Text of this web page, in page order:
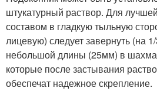
штукатурный раствор. Для
составом в гладкую тыльную
лицевую) следует завернуть (на
небольшой длины (25мм) в
которые после застывания
обеспечат надежное скрепление.